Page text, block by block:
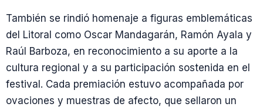
También se rindió homenaje a figuras emblemáticas
del Litoral como Oscar Mandagarán, Ramón Ayala y
Raúl Barboza, en reconocimiento a su aporte a la
cultura regional y a su participación sostenida en el
festival. Cada premiación estuvo acompañada por
ovaciones y muestras de afecto, que sellaron un